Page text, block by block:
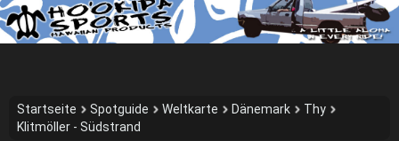
Startseite Spotguide Weltkarte Dänemark
Thy
Klitmöller - Südstrand